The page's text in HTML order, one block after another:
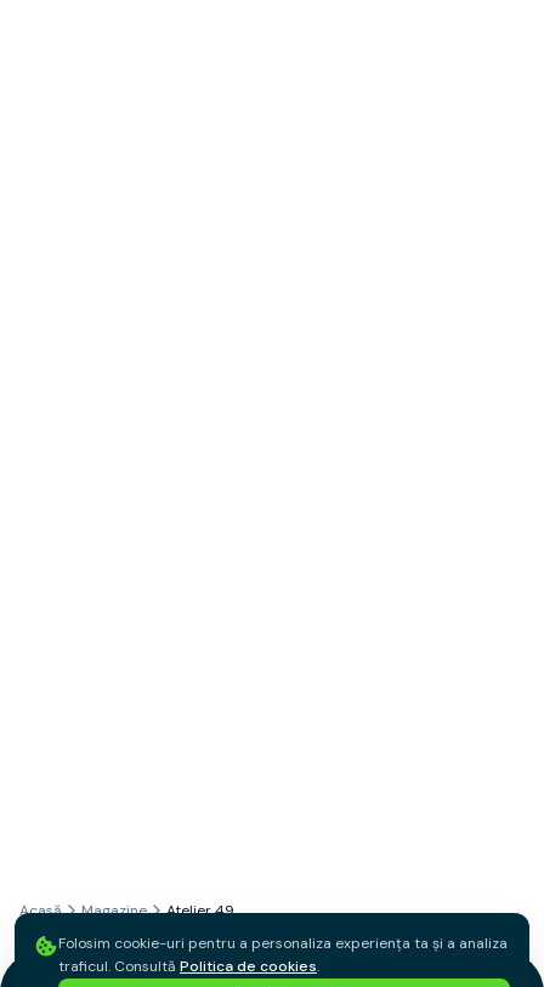
Acasă Magazine Atelier 49
Folosim cookie-uri pentru a personaliza experiența ta și a analiza
traficul. Consultă Politica de cookies.